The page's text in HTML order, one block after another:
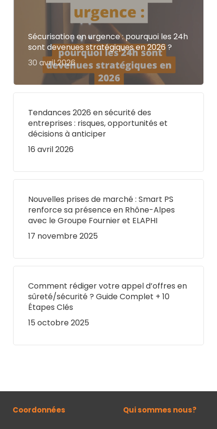
Sécurisation en urgence : pourquoi les 24h
sont devenues stratégiques en 2026 ?
30 avril 2026
Tendances 2026 en sécurité des
entreprises : risques, opportunités et
décisions à anticiper
16 avril 2026
Nouvelles prises de marché : Smart PS
renforce sa présence en Rhône-Alpes
avec le Groupe Fournier et ELAPHI
17 novembre 2025
Comment rédiger votre appel d’offres en
sûreté/sécurité ? Guide Complet + 10
Étapes Clés
15 octobre 2025
Coordonnées Qui sommes nous?